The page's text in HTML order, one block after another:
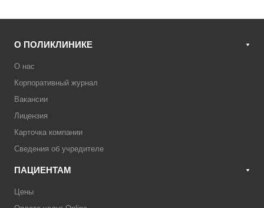
О ПОЛИКЛИНИКЕ
О нас
Корпоративный журнал
Вакансии
Лицензия
Карточка компании
Сведения об учредителе
ПАЦИЕНТАМ
Цены